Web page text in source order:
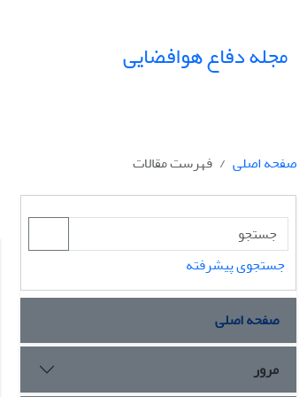
مجله دفاع هوافضایی
صفحه اصلی
فهرست مقالات
جستجوی پیشرفته
صفحه اصلی
مرور